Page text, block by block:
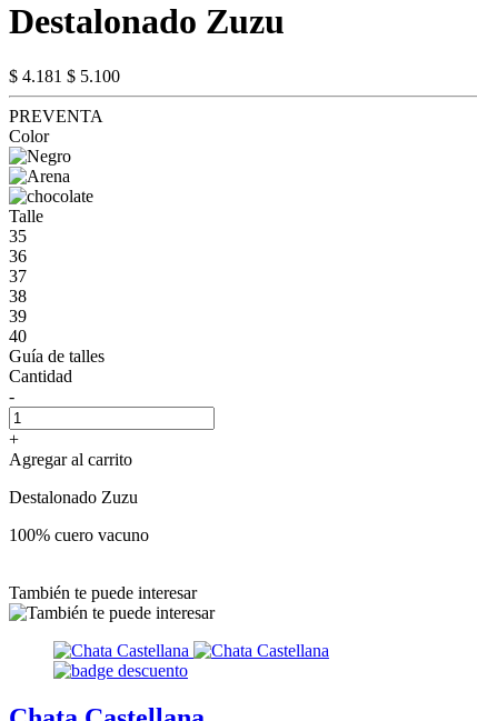
Destalonado Zuzu
$ 4.181 $ 5.100
PREVENTA
Color
Talle
35
36
37
38
39
40
Guía de talles
Cantidad
-
+
Agregar al carrito
Destalonado Zuzu
100% cuero vacuno
También te puede interesar